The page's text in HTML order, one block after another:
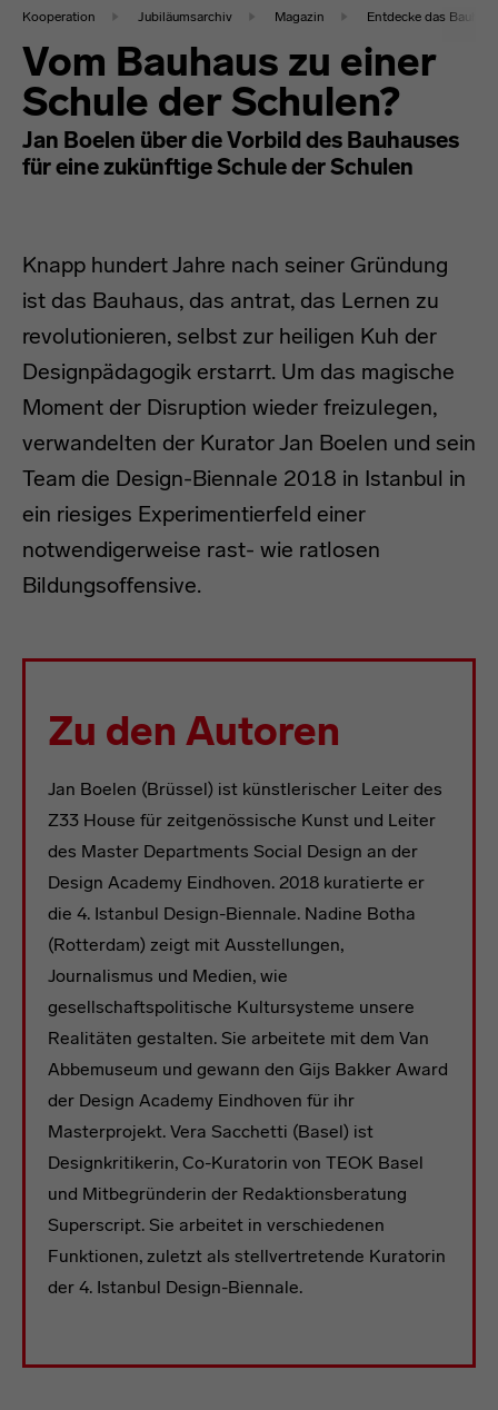
Kooperation Jubiläumsarchiv Magazin Entdecke das
Vom Bauhaus zu einer
Schule der Schulen?
Jan Boelen über die Vorbild des Bauhauses
für eine zukünftige Schule der Schulen
Knapp hundert Jahre nach seiner Gründung
ist das Bauhaus, das antrat, das Lernen zu
revolutionieren, selbst zur heiligen Kuh der
Designpädagogik erstarrt. Um das magische
Moment der Disruption wieder freizulegen,
verwandelten der Kurator Jan Boelen und sein
Team die Design-Biennale 2018 in Istanbul in
ein riesiges Experimentierfeld einer
notwendigerweise rast- wie ratlosen
Bildungsoffensive.
Zu den Autoren
Jan Boelen (Brüssel) ist künstlerischer Leiter des
Z33 House für zeitgenössische Kunst und Leiter
des Master Departments Social Design an der
Design Academy Eindhoven. 2018 kuratierte er
die 4. Istanbul Design-Biennale. Nadine Botha
(Rotterdam) zeigt mit Ausstellungen,
Journalismus und Medien, wie
gesellschaftspolitische Kultursysteme unsere
Realitäten gestalten. Sie arbeitete mit dem Van
Abbemuseum und gewann den Gijs Bakker Award
der Design Academy Eindhoven für ihr
Masterprojekt. Vera Sacchetti (Basel) ist
Designkritikerin, Co-Kuratorin von TEOK Basel
und Mitbegründerin der Redaktionsberatung
Superscript. Sie arbeitet in verschiedenen
Funktionen, zuletzt als stellvertretende Kuratorin
der 4. Istanbul Design-Biennale.